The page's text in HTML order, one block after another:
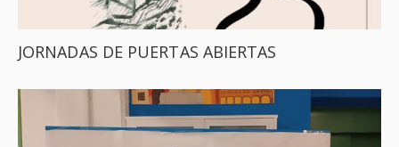
JORNADAS DE PUERTAS ABIERTAS